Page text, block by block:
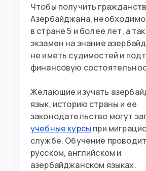
Чтобы получить
Азербайджана,
в стране 5 и более лет, а
экзамен на знание
не иметь судимостей и
финансовую
Желающие изучать
язык, историю страны и ее
законодательство могут
учебные курсы при
службе. Обучение
русском, английском и
азербайджанском языках.